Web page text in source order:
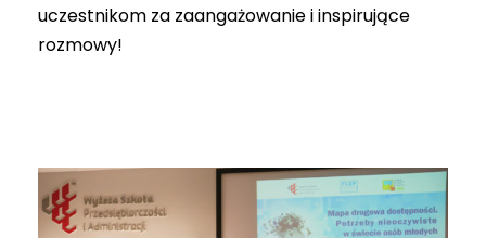
uczestnikom za zaangażowanie i inspirujące
rozmowy!